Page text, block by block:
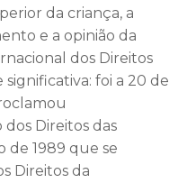
da criança, a
e a opinião da
dos Direitos
significativa: foi a 20 de
Direitos das
de 1989 que se
Direitos da